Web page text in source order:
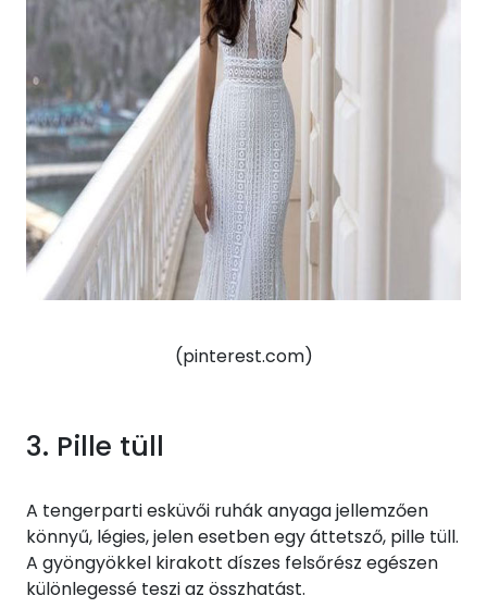
(pinterest.com)
3. Pille tüll
A tengerparti esküvői ruhák anyaga jellemzően
könnyű, légies, jelen esetben egy áttetsző, pille tüll.
A gyöngyökkel kirakott díszes felsőrész egészen
különlegessé teszi az összhatást.